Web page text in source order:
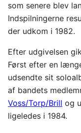
som senere blev
Indspilningerne
der udkom i 1982.
Efter udgivelsen
Først efter en
udsendte sit
af bandets
Voss/Torp/Brill og
ligeledes i 1984.